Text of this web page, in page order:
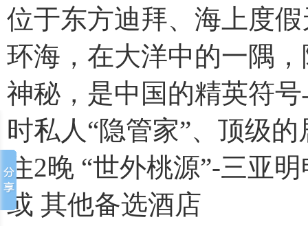
位于东方迪拜、海上度
环海，在大洋中的一隅
神秘，是中国的精英符
时私人“隐管家”、顶级
住2晚 “世外桃源”-三亚
或 其他备选酒店